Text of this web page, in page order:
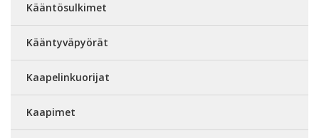
Kääntösulkimet
Kääntyväpyörät
Kaapelinkuorijat
Kaapimet